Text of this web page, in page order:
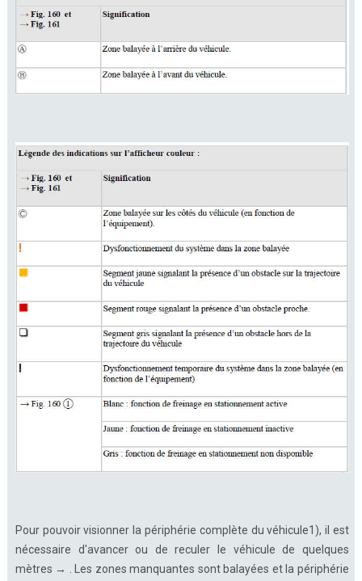
Pour pouvoir visionner la périphérie complète du véhicule1), il est
nécessaire d'avancer ou de reculer le véhicule de quelques
mètres → . Les zones manquantes sont balayées et la périphérie